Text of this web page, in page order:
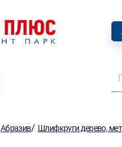
Абразив/ Шлифкруги дерево,